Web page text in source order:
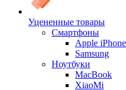
Уцененные товары
Cмартфоны
Apple iPhone
Samsung
Ноутбуки
MacBook
XiaoMi